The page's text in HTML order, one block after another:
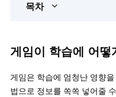
목차
게임이 학습에 어
게임은 학습에 엄청난 영향
법으로 정보를 쏙쏙 넣어줄